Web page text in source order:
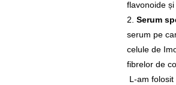
flavonoide
2. Serum
serum pe
celule de
fibrelor de
L-am